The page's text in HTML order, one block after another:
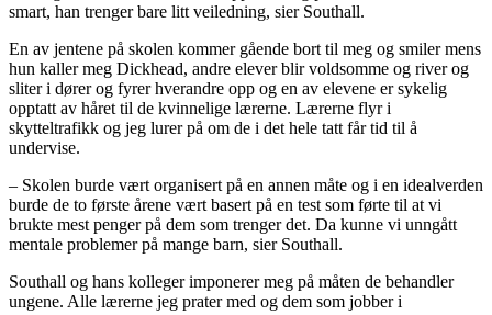
smart, han trenger bare litt veiledning, sier Southall.
En av jentene på skolen kommer gående bort til meg og smiler mens
hun kaller meg Dickhead, andre elever blir voldsomme og river og
sliter i dører og fyrer hverandre opp og en av elevene er sykelig
opptatt av håret til de kvinnelige lærerne. Lærerne flyr i
skytteltrafikk og jeg lurer på om de i det hele tatt får tid til å
undervise.
– Skolen burde vært organisert på en annen måte og i en idealverden
burde de to første årene vært basert på en test som førte til at vi
brukte mest penger på dem som trenger det. Da kunne vi unngått
mentale problemer på mange barn, sier Southall.
Southall og hans kolleger imponerer meg på måten de behandler
ungene. Alle lærerne jeg prater med og dem som jobber i